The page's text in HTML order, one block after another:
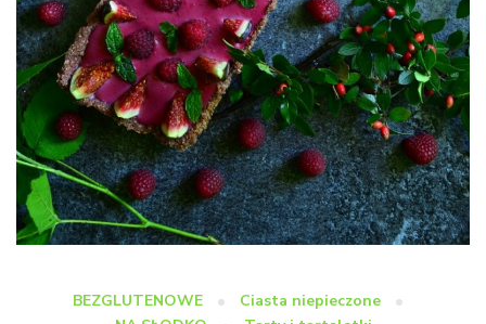
BEZGLUTENOWE
Ciasta niepieczone